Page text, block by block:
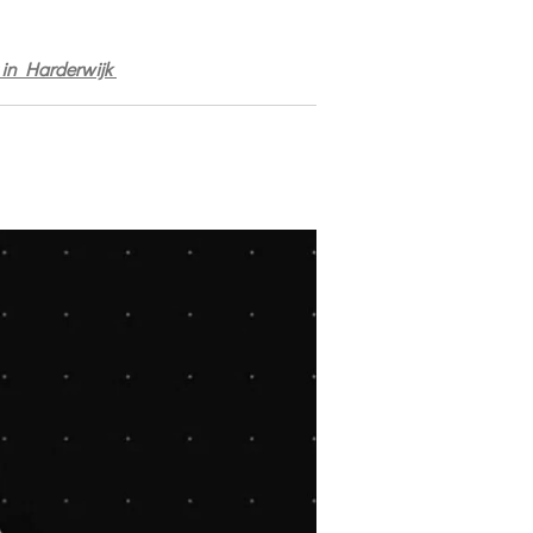
in Harderwijk